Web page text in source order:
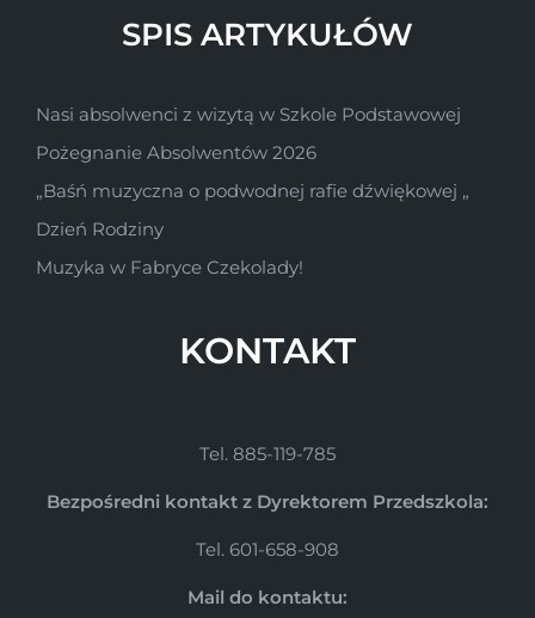
SPIS ARTYKUŁÓW
Nasi absolwenci z wizytą w Szkole Podstawowej
Pożegnanie Absolwentów 2026
„Baśń muzyczna o podwodnej rafie dźwiękowej „
Dzień Rodziny
Muzyka w Fabryce Czekolady!
KONTAKT
Tel. 885-119-785
Bezpośredni kontakt z Dyrektorem Przedszkola:
Tel. 601-658-908
Mail do kontaktu: